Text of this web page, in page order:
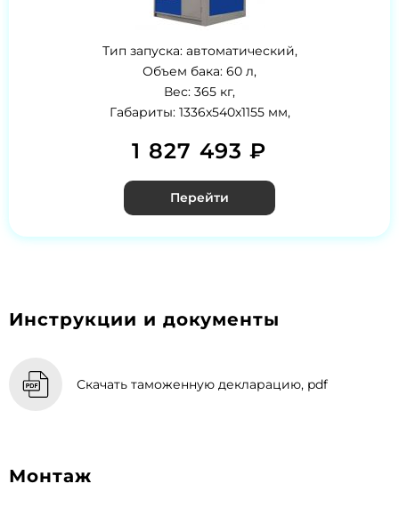
Тип запуска: автоматический,
Объем бака: 60 л,
Вес: 365 кг,
Габариты: 1336x540x1155 мм,
1 827 493 ₽
Перейти
Инструкции и документы
Скачать таможенную декларацию, pdf
Монтаж